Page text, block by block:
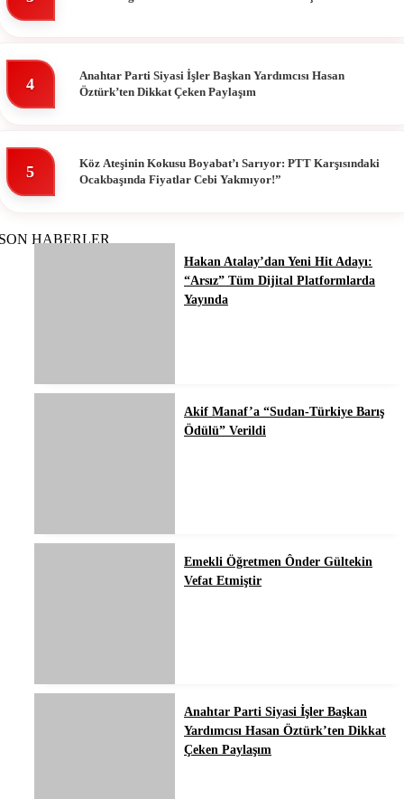
4
Anahtar Parti Siyasi İşler Başkan Yardımcısı Hasan
Öztürk’ten Dikkat Çeken Paylaşım
5
Köz Ateşinin Kokusu Boyabat’ı Sarıyor: PTT Karşısındaki
Ocakbaşında Fiyatlar Cebi Yakmıyor!”
HABERLER
Hakan Atalay’dan Yeni Hit Adayı:
“Arsız” Tüm Dijital Platformlarda
Yayında
Akif Manaf’a “Sudan-Türkiye Barış
Ödülü” Verildi
Emekli Öğretmen Ônder Gültekin
Vefat Etmiştir
Anahtar Parti Siyasi İşler Başkan
Yardımcısı Hasan Öztürk’ten Dikkat
Çeken Paylaşım